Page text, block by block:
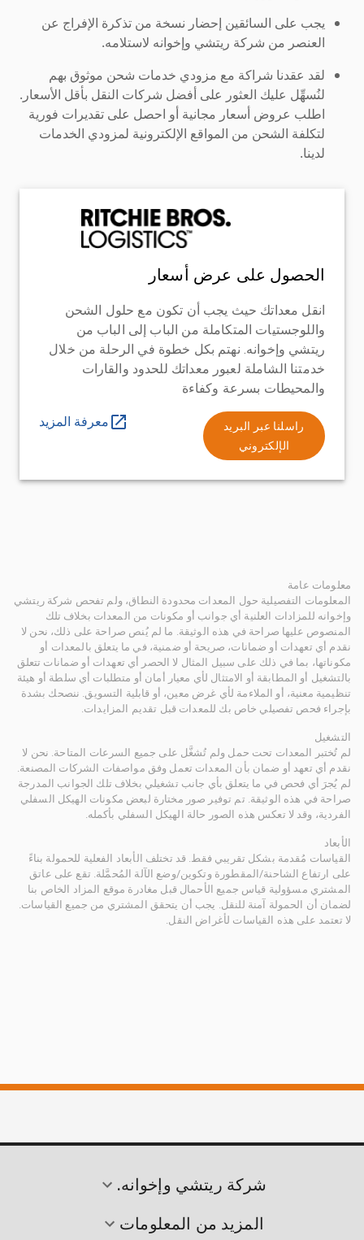
يجب على السائقين إحضار نسخة من تذكرة الإفراج عن
العنصر من شركة ريتشي وإخوانه لاستلامه.
لقد عقدنا شراكة مع مزودي خدمات شحن موثوق بهم
لنُسهِّل عليك العثور على أفضل شركات النقل بأقل الأسعار.
اطلب عروض أسعار مجانية أو احصل على تقديرات فورية
لتكلفة الشحن من المواقع الإلكترونية لمزودي الخدمات
لدينا.
الحصول على عرض أسعار
انقل معداتك حيث يجب أن تكون مع حلول الشحن
واللوجستيات المتكاملة من الباب إلى الباب من
ريتشي وإخوانه. نهتم بكل خطوة في الرحلة من خلال
خدمتنا الشاملة لعبور معداتك للحدود والقارات
والمحيطات بسرعة وكفاءة
راسلنا عبر البريد
الإلكتروني
معرفة المزيد
معلومات عامة
المعلومات التفصيلية حول المعدات محدودة النطاق، ولم تفحص شركة ريتشي
وإخوانه للمزادات العلنية أي جوانب أو مكونات من المعدات بخلاف تلك
المنصوص عليها صراحة في هذه الوثيقة. ما لم يُنص صراحة على ذلك، نحن لا
نقدم أي تعهدات أو ضمانات، صريحة أو ضمنية، في ما يتعلق بالمعدات أو
مكوناتها، بما في ذلك على سبيل المثال لا الحصر أي تعهدات أو ضمانات تتعلق
بالتشغيل أو المطابقة أو الامتثال لأي معيار أمان أو متطلبات أي سلطة أو هيئة
تنظيمية معنية، أو الملاءمة لأي غرض معين، أو قابلية التسويق. ننصحك بشدة
بإجراء فحص تفصيلي خاص بك للمعدات قبل تقديم المزايدات.
التشغيل
لم تُختبر المعدات تحت حمل ولم تُشغَّل على جميع السرعات المتاحة. نحن لا
نقدم أي تعهد أو ضمان بأن المعدات تعمل وفق مواصفات الشركات المصنعة.
لم يُجرَ أي فحص في ما يتعلق بأي جانب تشغيلي بخلاف تلك الجوانب المدرجة
صراحة في هذه الوثيقة. تم توفير صور مختارة لبعض مكونات الهيكل السفلي
الفردية، وقد لا تعكس هذه الصور حالة الهيكل السفلي بأكمله.
الأبعاد
القياسات مُقدمة بشكل تقريبي فقط. قد تختلف الأبعاد الفعلية للحمولة بناءً
على ارتفاع الشاحنة/المقطورة وتكوين/وضع الآلة المُحمَّلة. تقع على عاتق
المشتري مسؤولية قياس جميع الأحمال قبل مغادرة موقع المزاد الخاص بنا
لضمان أن الحمولة آمنة للنقل. يجب أن يتحقق المشتري من جميع القياسات.
لا تعتمد على هذه القياسات لأغراض النقل.
شركة ريتشي وإخوانه.
المزيد من المعلومات